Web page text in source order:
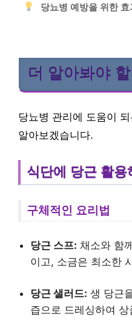
당뇨병 예방을 위한
더 알아봐야
당뇨병 관리에 도움이
알아보겠습니다.
식단에 당근 활용
구체적인 요리법
당근 스프: 채소와 함
이고, 소금은 최소한
당근 샐러드: 생 당근
즙으로 드레싱하여